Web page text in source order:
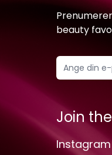
beauty
Join
Instagram